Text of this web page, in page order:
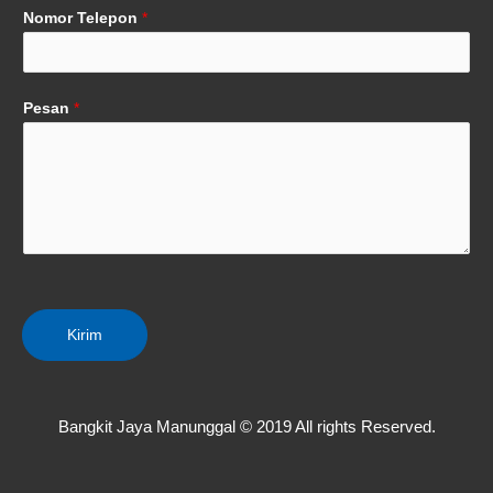
Nomor Telepon *
Pesan *
Kirim
Bangkit Jaya Manunggal © 2019 All rights Reserved.